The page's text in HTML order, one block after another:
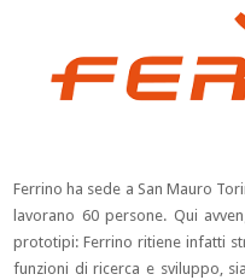
Ferrino ha sede a San Mauro
lavorano 60 persone. Qui
prototipi: Ferrino ritiene infatti
funzioni di ricerca e sviluppo,